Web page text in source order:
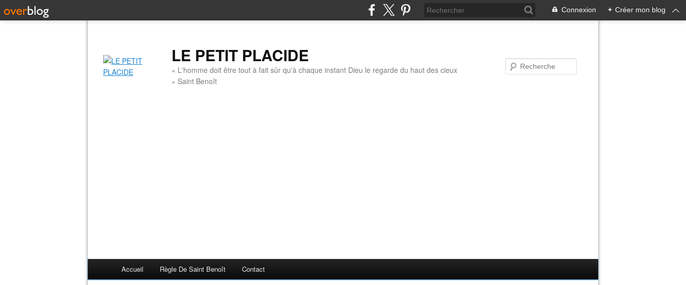
Connexion + Créer mon blog
LE PETIT PLACIDE
« L'homme doit être tout à fait sûr qu'à chaque instant Dieu le regarde du haut des cieux
» Saint Benoît
Accueil Règle De Saint Benoît Contact